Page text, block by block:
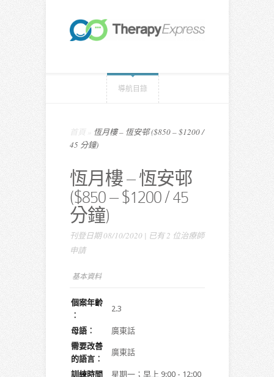
導航目錄
首頁
恆月樓 – 恆安邨 ($850 – $1200 /
45 分鐘)
恆月樓 – 恆安邨
($850 – $1200 / 45
分鐘)
刊登日期 08/10/2020 | 已有 2 位治療師
申請
基本資料
個案年齡
︰
2.3
母語︰
廣東話
需要改善
的語言︰
廣東話
訓練時間
星期一；早上 9:00 - 12:00